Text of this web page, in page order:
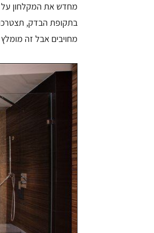
מחדש את המקלחון על
בתקופת הבדק,
מחויבים אבל זה